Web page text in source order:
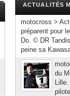
ACTUALITÉS
motocross >
préparent pour
Do. © DR
peine sa
du